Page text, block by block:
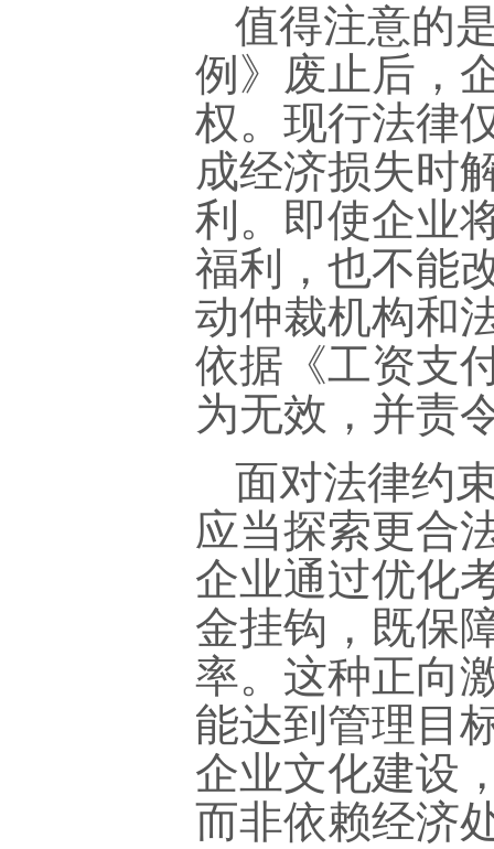
值得注意的
例》废止后，
权。现行法律
成经济损失时
利。即使企业
福利，也不能
动仲裁机构和
依据《工资支
为无效，并责
面对法律约
应当探索更合
企业通过优化
金挂钩，既保
率。这种正向
能达到管理目
企业文化建设
而非依赖经济